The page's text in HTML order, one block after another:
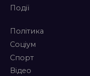
Події
Політика
Соціум
Спорт
Відео